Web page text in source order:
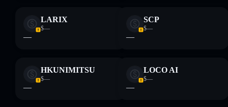
LARIX
$—
—
SCP
$—
—
HKUNIMITSU
$—
—
LOCO AI
$—
—